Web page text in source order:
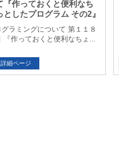
『作っておくと便利なち
としたプログラム その2』
ラミングについて 第１１８
『作っておくと便利なちょ...